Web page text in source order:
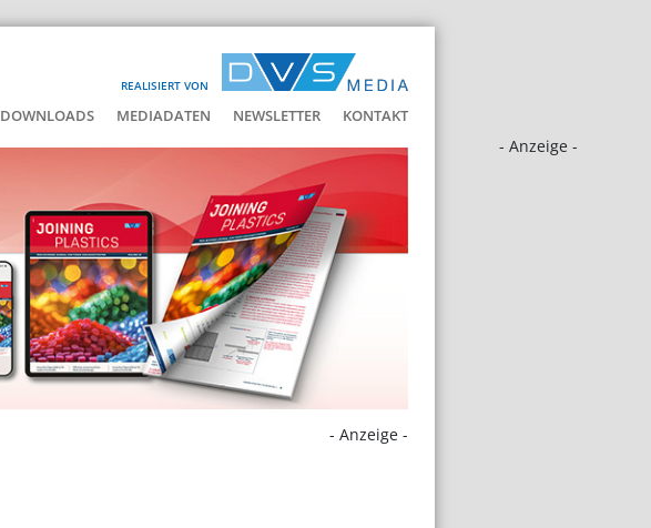
REALISIERT VON
DOWNLOADS MEDIADATEN NEWSLETTER KONTAKT
- Anzeige -
- Anzeige -